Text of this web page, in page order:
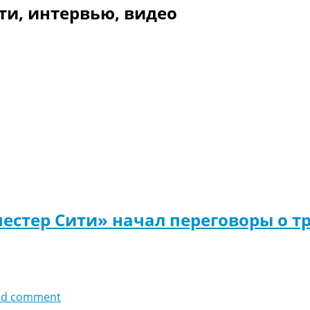
интервью, видео
Сити» начал переговоры о
comment